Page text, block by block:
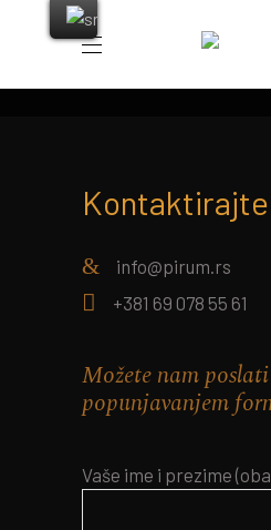
info@pirum.rs
+381 69 078 55 61
Možete nam
popunjavanjem
Vaše ime i prezime